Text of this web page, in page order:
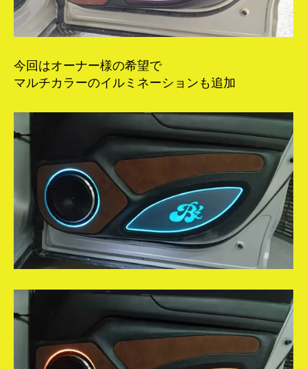
今回はオーナー様の希望で
マルチカラーのイルミネーションも追加